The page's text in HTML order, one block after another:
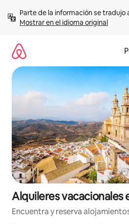
contenidoMostrar en el idioma original
Alquileres vacacionales
Encuentra y reserva